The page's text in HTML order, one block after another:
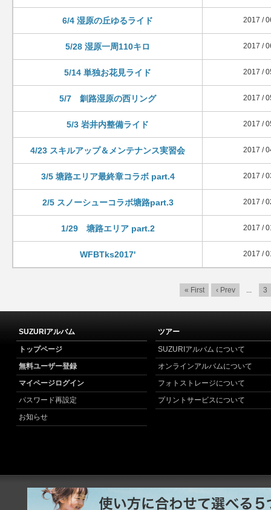
6/4 湿原の丘ゆるライド 2017 /
5/28 湿原一周110キロ 2017 /
5/14 単独お花見ライド 2017 /
5/7 釧路湿原の西リング 2017 /
5/3 岩井内整備ライド 2017 /
4/23 スキルアップ＆メンテナンス実習会 2017 /
3/5 塘路エリア最終章コラボ part.4 2017 /
2/5 スノーシューコラボ塘路part.3 2017 /
1/29 塘路エリア part.2 2017 /
WFBTks2017' 2017 /
« First ‹ Prev 3
SUZURIアルバム
トップページ
無料ユーザー登録
マイページログイン
パスワード再設定
お知らせ
ツアー
SUZURIアルバム について
オンラインアルバムについて
フォトストレージについて
プリントサービスについて